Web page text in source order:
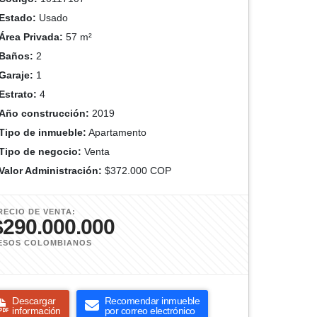
Usado
Privada: 57 m²
2
1
4
construcción: 2019
de inmueble: Apartamento
de negocio: Venta
Administración: $372.000 COP
DE VENTA:
COLOMBIANOS
Descargar
información
Recomendar inmueble
por correo electrónico